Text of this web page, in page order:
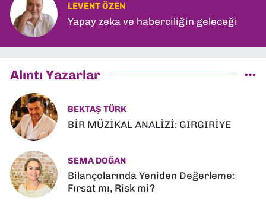
LEVENT ÖZEN
Yapay zeka ve haberciliğin geleceği
Alıntı Yazarlar
BEKTAŞ TÜRK
BİR MÜZİKAL ANALİZİ: GIRGIRİYE
SEMA DOĞAN
Bilançolarında Yeniden Değerleme:
Fırsat mı, Risk mi?